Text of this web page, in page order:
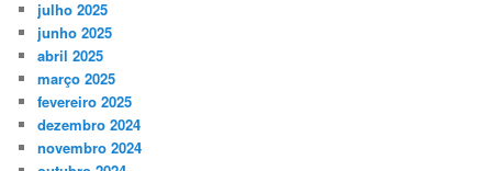
julho 2025
junho 2025
abril 2025
março 2025
fevereiro 2025
dezembro 2024
novembro 2024